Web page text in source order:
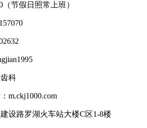
节假日照常上班）
科
m.ckj1000.com
设路罗湖火车站大楼C区1-8楼